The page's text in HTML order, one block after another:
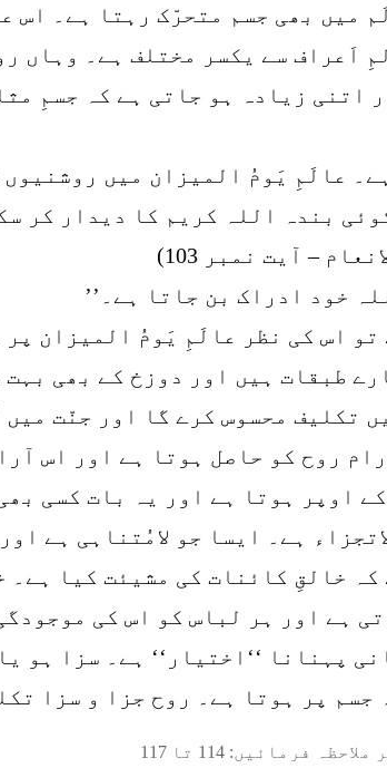
میں بھی جسم متحرّک رہتا ہے۔ اس
اَعراف سے یکسر مختلف ہے۔ وہاں
اتنی زیادہ ہو جاتی ہے کہ جسمِ
عالَمِ یَومُ المیزان میں
بندہ اللہ کریم کا دیدار کر
– آیت نمبر 103)
خود ادراک بن جاتا ہے۔’’
اس کی نظر عالَمِ یَومُ المیزان
طبقات ہیں اور دوزخ کے بھی
تکلیف محسوس کرے گا اور جنّت
روح کو حاصل ہوتا ہے اور اس
اوپر ہوتا ہے اور یہ بات کسی
ہے۔ ایسا جو لامُتناہی ہے
خالقِ کائنات کی مشیئت کیا
ہے اور ہر لباس کو اس کی
جسم پر ہوتا ہے۔ روح جزا و سزا
ملاحظہ فرمائیں: 114 تا 117